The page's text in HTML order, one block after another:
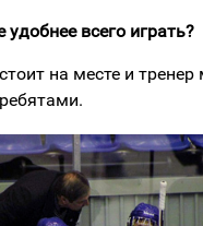
удобнее всего играть?
на месте и